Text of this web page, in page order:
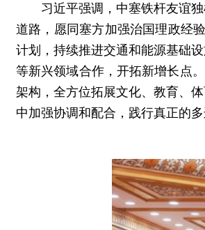
习近平强调，中塞铁杆友谊
道路，愿同塞方加强治国理政经
计划，持续推进交通和能源基础
等新兴领域合作，开拓新增长点
架构，全方位拓展文化、教育、
中加强协调和配合，践行真正的